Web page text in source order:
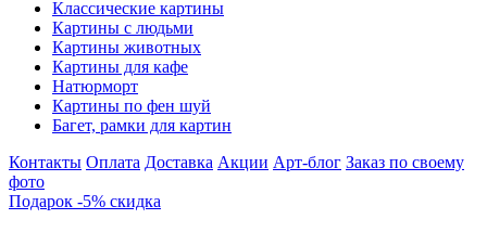
Классические картины
Картины с людьми
Картины животных
Картины для кафе
Натюрморт
Картины по фен шуй
Багет, рамки для картин
Контакты Оплата Доставка Акции Арт-блог Заказ по своему
фото
Подарок -5% скидка